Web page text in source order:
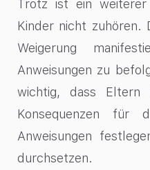
Trotz ist ein
Kinder nicht zuhören.
Weigerung
Anweisungen zu
wichtig, dass Eltern
Konsequenzen für
Anweisungen
durchsetzen.